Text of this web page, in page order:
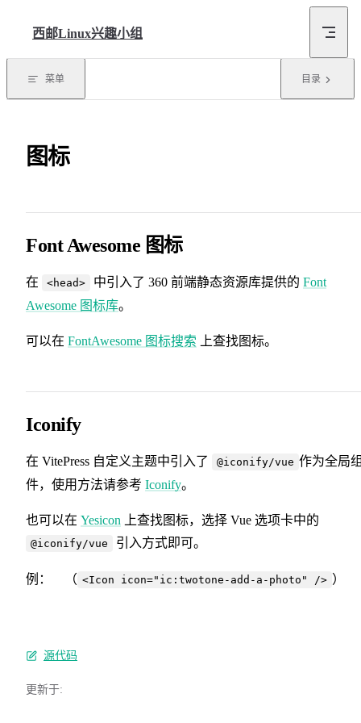
西邮Linux兴趣小组
菜单 目录
图标
Font Awesome 图标
在 <head> 中引入了 360 前端静态资源库提供的 Font
Awesome 图标库。
可以在 FontAwesome 图标搜索 上查找图标。
Iconify
在 VitePress 自定义主题中引入了 @iconify/vue 作为全局
件，使用方法请参考 Iconify。
也可以在 Yesicon 上查找图标，选择 Vue 选项卡中的
@iconify/vue 引入方式即可。
例： （ <Icon icon="ic:twotone-add-a-photo" /> ）
源代码
更新于: